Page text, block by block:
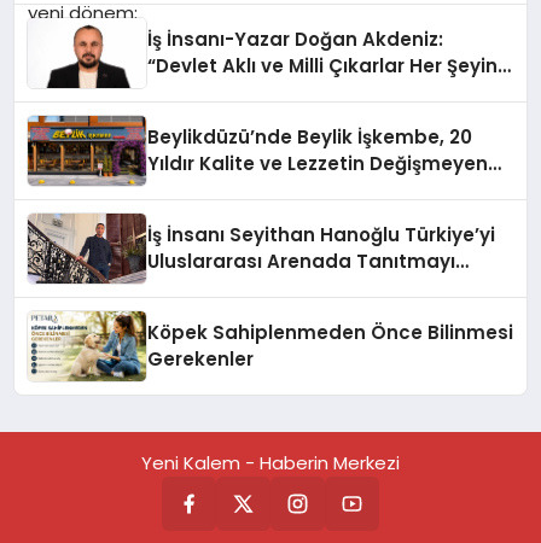
İş İnsanı-Yazar Doğan Akdeniz:
“Devlet Aklı ve Milli Çıkarlar Her Şeyin
Beylikdüzü’nde Beylik İşkembe, 20
Yıldır Kalite ve Lezzetin Değişmeyen
İş İnsanı Seyithan Hanoğlu Türkiye’yi
Uluslararası Arenada Tanıtmayı
Köpek Sahiplenmeden Önce Bilinmesi
Gerekenler
Yeni Kalem - Haberin Merkezi